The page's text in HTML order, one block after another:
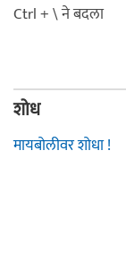
Ctrl + \ ने बदला
शोध
मायबोलीवर शोधा !